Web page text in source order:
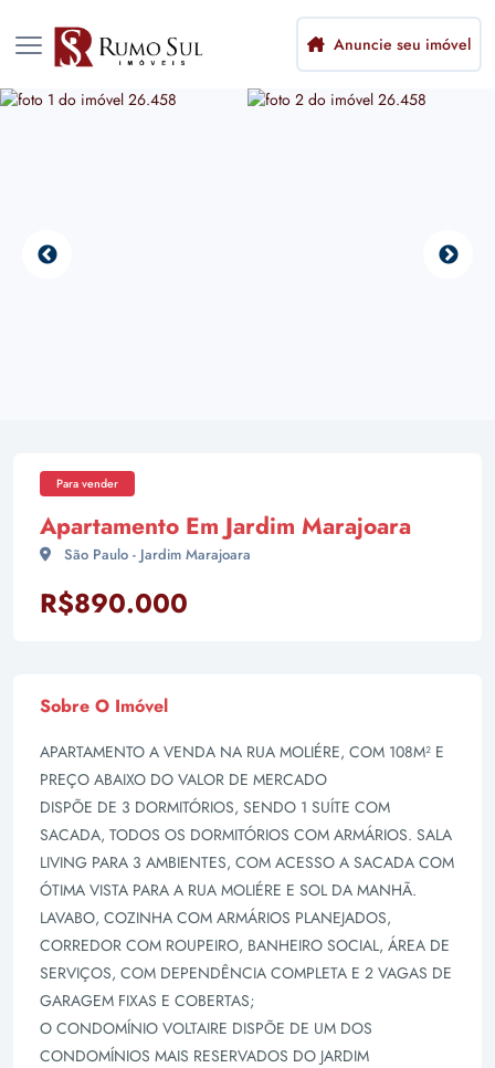
Anuncie seu imóvel
Para vender
Apartamento Em Jardim Marajoara
São Paulo - Jardim Marajoara
R$890.000
Sobre O Imóvel
APARTAMENTO A VENDA NA RUA MOLIÉRE, COM 108M² E
PREÇO ABAIXO DO VALOR DE MERCADO
DISPÕE DE 3 DORMITÓRIOS, SENDO 1 SUÍTE COM
SACADA, TODOS OS DORMITÓRIOS COM ARMÁRIOS. SALA
LIVING PARA 3 AMBIENTES, COM ACESSO A SACADA COM
ÓTIMA VISTA PARA A RUA MOLIÉRE E SOL DA MANHÃ.
LAVABO, COZINHA COM ARMÁRIOS PLANEJADOS,
CORREDOR COM ROUPEIRO, BANHEIRO SOCIAL, ÁREA DE
SERVIÇOS, COM DEPENDÊNCIA COMPLETA E 2 VAGAS DE
GARAGEM FIXAS E COBERTAS;
O CONDOMÍNIO VOLTAIRE DISPÕE DE UM DOS
CONDOMÍNIOS MAIS RESERVADOS DO JARDIM